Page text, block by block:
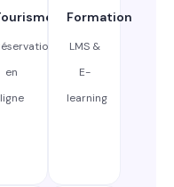
en
ligne
Formation
LMS &
E-
learning